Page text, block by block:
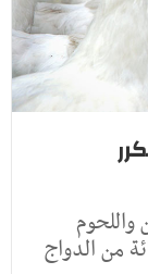
واللحوم